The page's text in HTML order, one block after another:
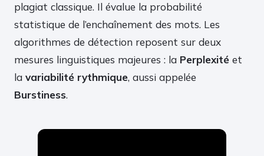
plagiat classique. Il évalue la probabilité
statistique de l’enchaînement des mots. Les
algorithmes de détection reposent sur deux
mesures linguistiques majeures : la Perplexité et
la variabilité rythmique, aussi appelée
Burstiness.